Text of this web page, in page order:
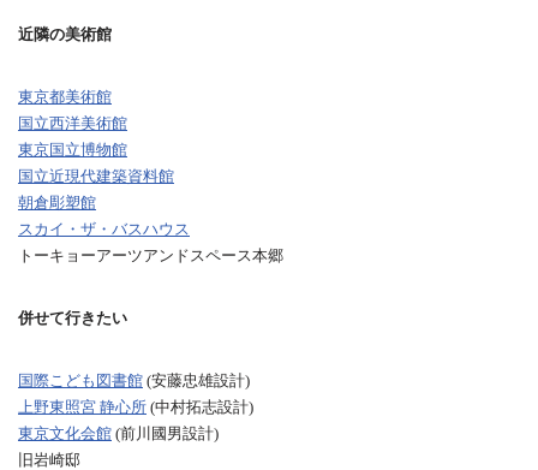
近隣の美術館
東京都美術館
国立西洋美術館
東京国立博物館
国立近現代建築資料館
朝倉彫塑館
スカイ・ザ・バスハウス
トーキョーアーツアンドスペース本郷
併せて行きたい
国際こども図書館 (安藤忠雄設計)
上野東照宮 静心所 (中村拓志設計)
東京文化会館 (前川國男設計)
旧岩崎邸